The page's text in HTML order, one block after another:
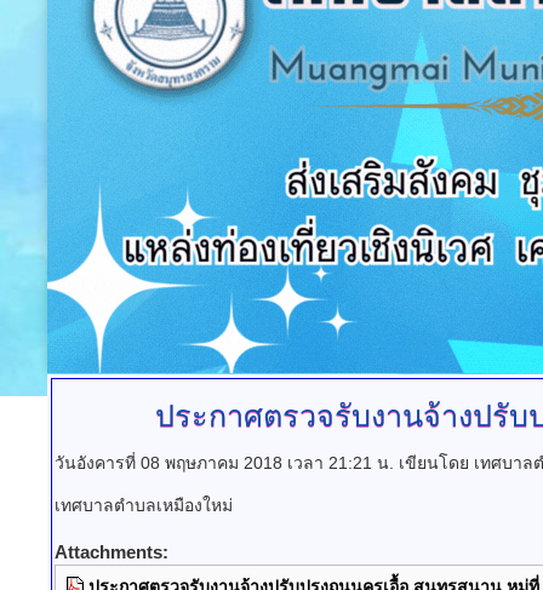
ประกาศตรวจรับงานจ้างปรับ
วันอังคารที่ 08 พฤษภาคม 2018 เวลา 21:21 น. เขียนโดย เทศบาล
เทศบาลตำบลเหมืองใหม่
Attachments: